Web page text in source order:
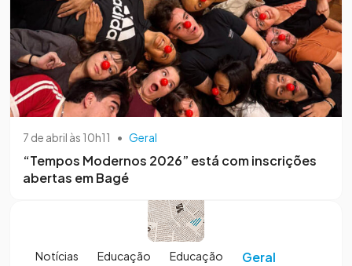
7 de abril às 10h11 • Geral
“Tempos Modernos 2026” está com inscrições
abertas em Bagé
Notícias Educação Educação Geral